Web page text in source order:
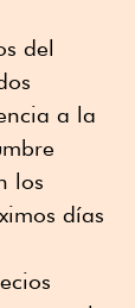
del
a la
los
días